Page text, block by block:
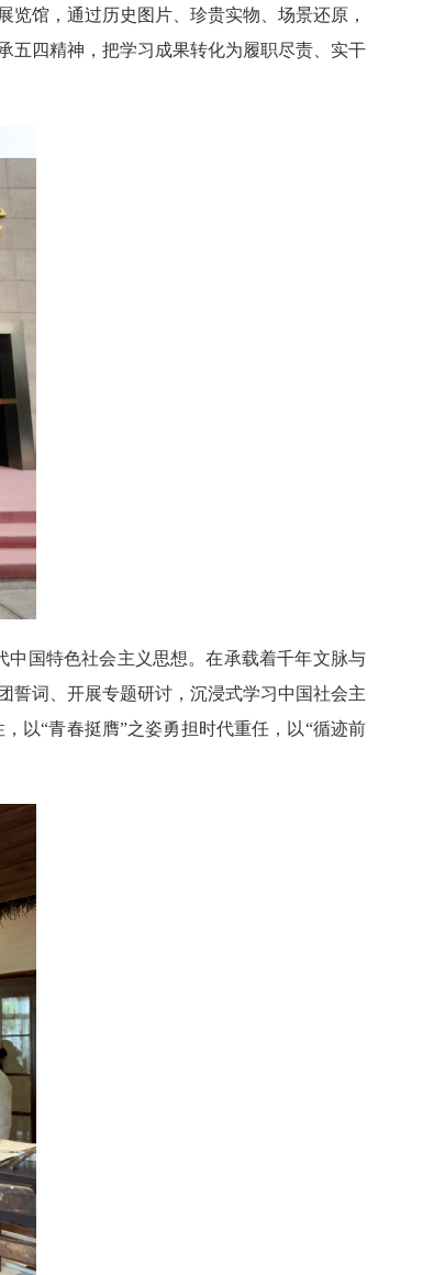
馆，通过历史图片、珍贵实物、场景还原，
五四精神，把学习成果转化为履职尽责、实干
中国特色社会主义思想。在承载着千年文脉与
誓词、开展专题研讨，沉浸式学习中国社会主
以“青春挺膺”之姿勇担时代重任，以“循迹前